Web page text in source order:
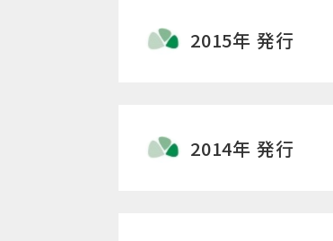
2015年 発行
2014年 発行